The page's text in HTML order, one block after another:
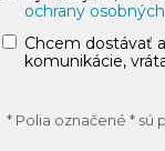
ochrany
Chcem dostávať
komunikácie,
* Polia označené * sú